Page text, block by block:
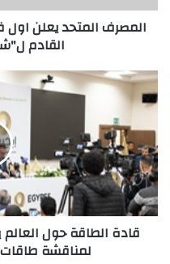
جنيه
القادم
المصرف المتحد يعلن اول
القادم
قادة
الطاقة
حول
العالم
يجتمعون
في
"إيجيبس"
2024
لمناقشة
طاقات
لمناقشة طاقات